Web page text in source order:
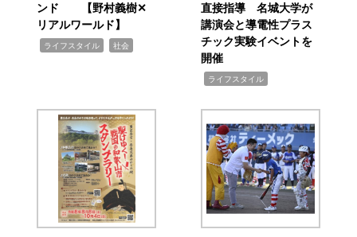
ンド 【野村義樹✕
リアルワールド】
ライフスタイル 社会
直接指導 名城大学が
講演会と導電性プラス
チック実験イベントを
開催
ライフスタイル